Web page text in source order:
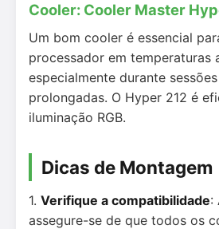
Cooler: Cooler Master
Um bom cooler é essencial
processador em temperaturas
especialmente durante
prolongadas. O Hyper 212 é
iluminação RGB.
Dicas de Montagem
1. Verifique a compatibilidade:
assegure-se de que todos os